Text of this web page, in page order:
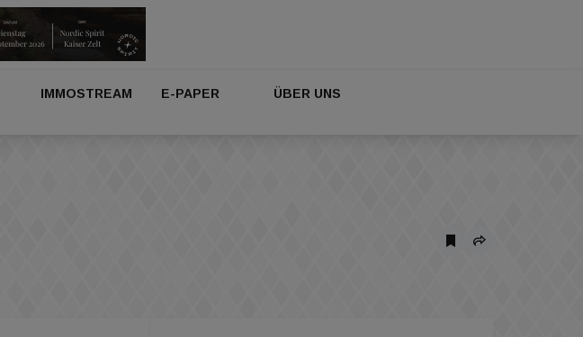
IMMOSTREAM E-PAPER ÜBER UNS